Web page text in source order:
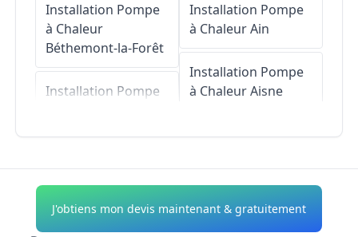
Installation Pompe
à Chaleur
Béthemont-la-Forêt
Installation Pompe
Installation Pompe
France
Installation Pompe
à ChaleurAin
Installation Pompe
à ChaleurAisne
Installation Pompe
à Chaleur Alpes-de-
J'obtiens mon devis maintenant & gratuitement